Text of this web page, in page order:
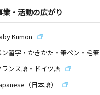
業・活動の広がり
Kumon
習字・かきかた・筆ペン・毛筆
ランス語・ドイツ語
（日本語）